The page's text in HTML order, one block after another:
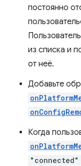
постоянно
из списка и
от неё.
Добавьте
Когда
"connected"